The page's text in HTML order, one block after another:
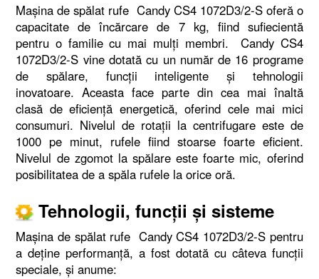
Maşina de spălat rufe Candy CS4 1072D3/2-S oferă o
capacitate de încărcare de 7 kg, fiind sufiecientă
pentru o familie cu mai mulţi membri. Candy CS4
1072D3/2-S vine dotată cu un număr de 16 programe
de spălare, funcţii inteligente şi tehnologii
inovatoare. Aceasta face parte din cea mai înaltă
clasă de eficienţă energetică, oferind cele mai mici
consumuri. Nivelul de rotaţii la centrifugare este de
1000 pe minut, rufele fiind stoarse foarte eficient.
Nivelul de zgomot la spălare este foarte mic, oferind
posibilitatea de a spăla rufele la orice oră.
Tehnologii, funcţii şi sisteme
Maşina de spălat rufe Candy CS4 1072D3/2-S pentru
a deţine performanţă, a fost dotată cu câteva funcţii
speciale, şi anume: